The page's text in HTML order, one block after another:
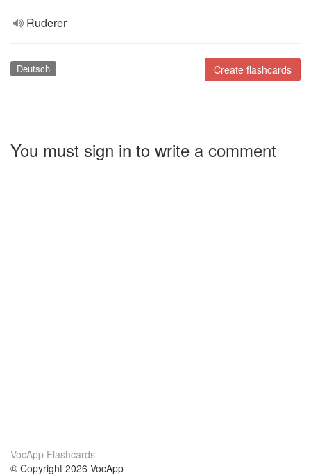
Ruderer
Create flashcards
Deutsch
You must sign in to write a comment
VocApp Flashcards
© Copyright 2026 VocApp